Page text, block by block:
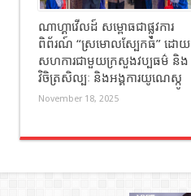
ណាហ្គាវើលដ៍ សម្ពោធជាផ្លូវការ
ពិព័រណ៍ “ស្រមោលស្បែកធំ” ដោយ
សហការជាមួយក្រសួងវប្បធម៌ និង
វិចិត្រសិល្បៈ និងអង្គការយូណេស្កូ
November 18, 2025